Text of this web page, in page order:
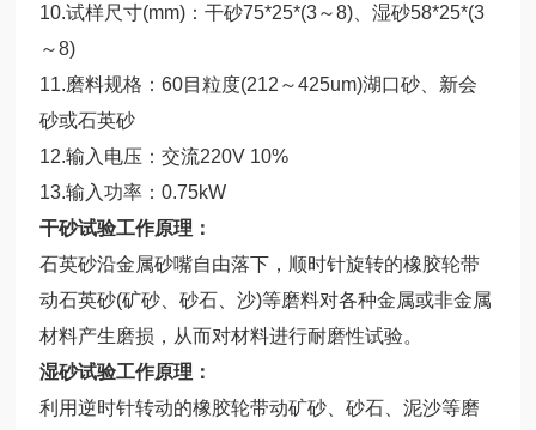
10.试样尺寸(mm)：干砂75*25*(3～8)、湿砂58*25*(3
～8)
11.磨料规格：60目粒度(212～425um)湖口砂、新会
砂或石英砂
12.输入电压：交流220V 10%
13.输入功率：0.75kW
干砂试验工作原理：
石英砂沿金属砂嘴自由落下，顺时针旋转的橡胶轮带
动石英砂(矿砂、砂石、沙)等磨料对各种金属或非金属
材料产生磨损，从而对材料进行耐磨性试验。
湿砂试验工作原理：
利用逆时针转动的橡胶轮带动矿砂、砂石、泥沙等磨